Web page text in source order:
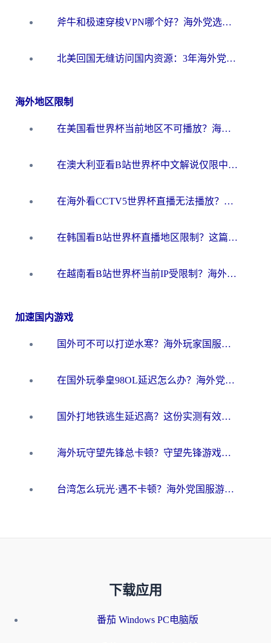
斧牛和极速穿梭VPN哪个好？海外党选回国加速器必看的真实对比与避坑指南
北美回国无缝访问国内资源：3年海外党亲测的加速器选择指南
海外地区限制
在美国看世界杯当前地区不可播放？海外党体育观赛终极指南来了！
在澳大利亚看B站世界杯中文解说仅限中国大陆？这篇指南帮你打破限制看遍赛事
在海外看CCTV5世界杯直播无法播放？这篇指南让你和国内球迷同步呐喊
在韩国看B站世界杯直播地区限制？这篇指南让你告别“当前地区不可播放”
在越南看B站世界杯当前IP受限制？海外党体育观赛终极指南来了
加速国内游戏
国外可不可以打逆水寒？海外玩家国服畅玩终极指南（附漫威荒野乱斗加速方案）
在国外玩拳皇98OL延迟怎么办？海外党亲测有效的低延迟指南
国外打地铁逃生延迟高？这份实测有效的低延迟指南帮你吃鸡
海外玩守望先锋总卡顿？守望先锋游戏加速器在哪里买&避坑指南（附欧洲非洲游戏实测）
台湾怎么玩光·遇不卡顿？海外党国服游戏加速终极攻略（附实测体验）
下载应用
番茄 Windows PC电脑版